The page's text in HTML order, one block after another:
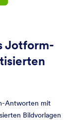
Jotform-
Antworten mit
Bildvorlagen